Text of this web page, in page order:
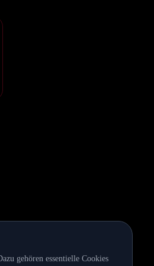
gehören essentielle Cookies